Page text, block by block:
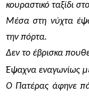
κουραστικό ταξίδι
Μέσα στη νύχτα
την πόρτα.
Δεν το έβρισκα
Έψαχνα εναγωνίως
Ο Πατέρας άφηνε